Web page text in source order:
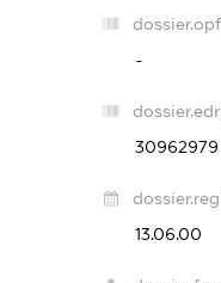
-
30962979
13.06.00